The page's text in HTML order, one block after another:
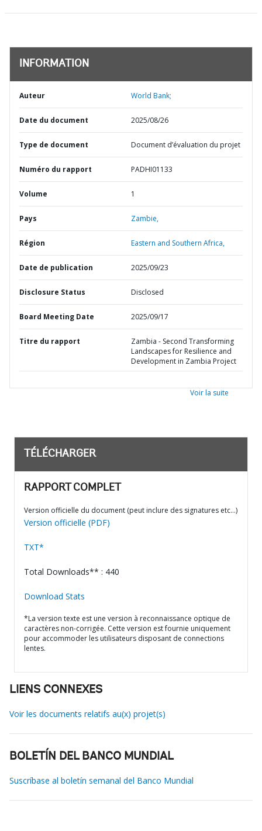
INFORMATION
Auteur World Bank;
Date du document 2025/08/26
Type de document Document d’évaluation du projet
Numéro du rapport PADHI01133
Volume 1
Pays Zambie,
Région Eastern and Southern Africa,
Date de publication 2025/09/23
Disclosure Status Disclosed
Board Meeting Date 2025/09/17
Titre du rapport
Zambia - Second Transforming
Landscapes for Resilience and
Development in Zambia Project
Voir la suite
TÉLÉCHARGER
RAPPORT COMPLET
Version officielle du document (peut inclure des signatures etc…)
Version officielle (PDF)
TXT*
Total Downloads** : 440
Download Stats
*La version texte est une version à reconnaissance optique de
caractères non-corrigée. Cette version est fournie uniquement
pour accommoder les utilisateurs disposant de connections
lentes.
LIENS CONNEXES
Voir les documents relatifs au(x) projet(s)
BOLETÍN DEL BANCO MUNDIAL
Suscríbase al boletín semanal del Banco Mundial